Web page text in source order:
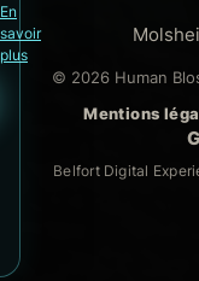
© 2026 Human
Mentions
Belfort Digital
En
savoir
plus